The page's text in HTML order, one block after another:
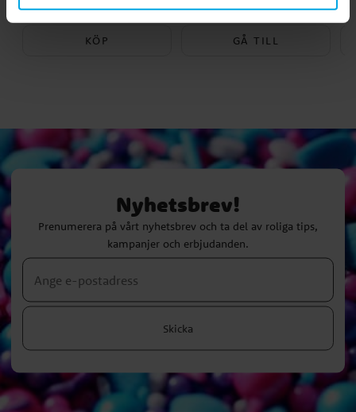
Pris:149,00 kr
149,00 kr
KÖP
Pris:279,00 kr
279,00 kr
GÅ TILL
Nyhetsbrev!
Prenumerera på vårt nyhetsbrev och ta del av roliga tips,
kampanjer och erbjudanden.
Skicka